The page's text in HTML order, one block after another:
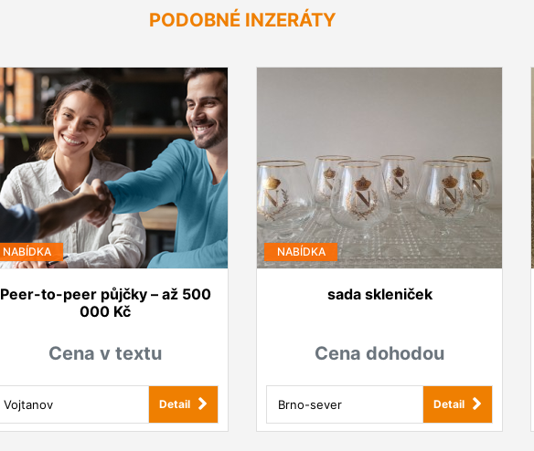
PODOBNÉ INZERÁTY
NABÍDKA
Peer-to-peer půjčky – až 500
000 Kč
Cena v textu
Vojtanov Detail
NABÍDKA
sada skleniček
Cena dohodou
Brno-sever Detail